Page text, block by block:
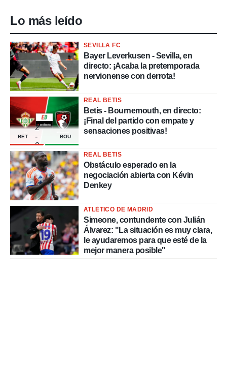
Lo más leído
SEVILLA FC
Bayer Leverkusen - Sevilla, en
directo: ¡Acaba la pretemporada
nervionense con derrota!
BET
2
-
2
BOU
REAL BETIS
Betis - Bournemouth, en directo:
¡Final del partido con empate y
sensaciones positivas!
REAL BETIS
Obstáculo esperado en la
negociación abierta con Kévin
Denkey
ATLÉTICO DE MADRID
Simeone, contundente con Julián
Álvarez: "La situación es muy clara,
le ayudaremos para que esté de la
mejor manera posible"